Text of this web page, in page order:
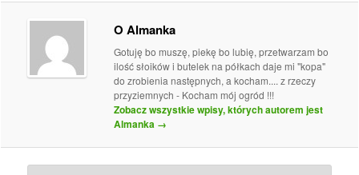
O Almanka
Gotuję bo muszę, piekę bo lubię, przetwarzam bo
ilość słoików i butelek na półkach daje mi "kopa"
do zrobienia następnych, a kocham.... z rzeczy
przyziemnych - Kocham mój ogród !!!
Zobacz wszystkie wpisy, których autorem jest
Almanka →